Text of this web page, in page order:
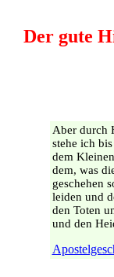
Der gute
Aber durch
stehe ich
dem
dem, was
geschehen
leiden und
den Toten
und den